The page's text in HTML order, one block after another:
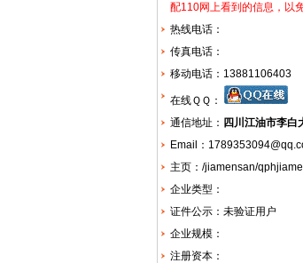
配110网上看到的信息，以
热线电话：
传真电话：
移动电话：13881106403
在线ＱＱ：
通信地址： 四川江油市李白
Email：
主页： /jiamensan/
企业类型：
证件公示：未验证用户
企业规模：
注册资本：